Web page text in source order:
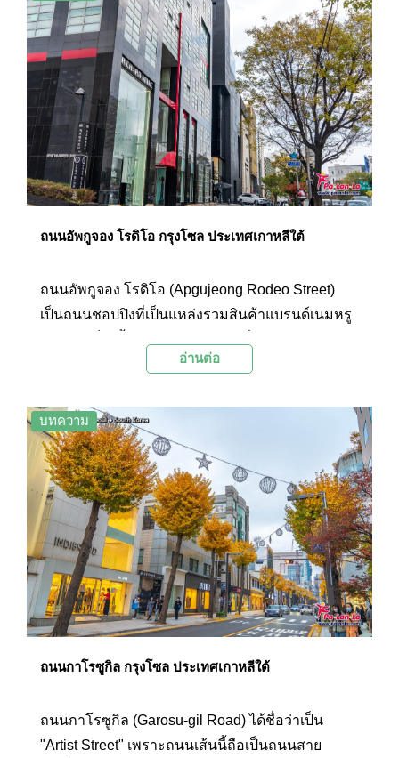
เดือนเมษายน และเป็นจุดชมใบไม้เปลี่ยนสีในช่วง
ปลายเดือนกันยายนถึงกลางเดือนพฤศจิกายน ซึ่งใน
แต่ละฤดูกาลก็จะมีบรรยากาศที่สวยงามแตกต่างกัน
ไป เป็นป่ากลางเมืองที่น่าไปเที่ยวชมเป็นอย่างมาก
ถนนอัพกูจอง โรดิโอ กรุงโซล ประเทศเกาหลีใต้
ถนนอัพกูจอง โรดิโอ (Apgujeong Rodeo Street)
เป็นถนนชอปปิงที่เป็นแหล่งรวมสินค้าแบรนด์เนมหรู
ภายในบริเวณเรียงรายด้วยอาคารร้านค้าที่ตกแต่ง
ร้านอาหาร และคาเฟ่มากมายให้ได้แวะเที่ยวชม
นอกจากนี้ที่นี่ยังเป็นย่านเสริมความงามชื่อดังโดยมี
คลีนิคศัลยกรรมตั้งอยู่เป็นหลายแห่งอีกด้วย
อ่านต่อ
บทความ
ถนนกาโรซูกิล กรุงโซล ประเทศเกาหลีใต้
ถนนกาโรซูกิล (Garosu-gil Road) ได้ชื่อว่าเป็น
"Artist Street" เพราะถนนเส้นนี้ถือเป็นถนนสาย